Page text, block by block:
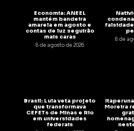
Economia: ANEEL
mantém bandeira
amarela em agosto e
contas de luz seguirão
mais caras
8 de agosto de 2026
8 de
Brasil: Lula veta projeto
que transformava
CEFETs de Minas e Rio
em universidades
federais
Moreira